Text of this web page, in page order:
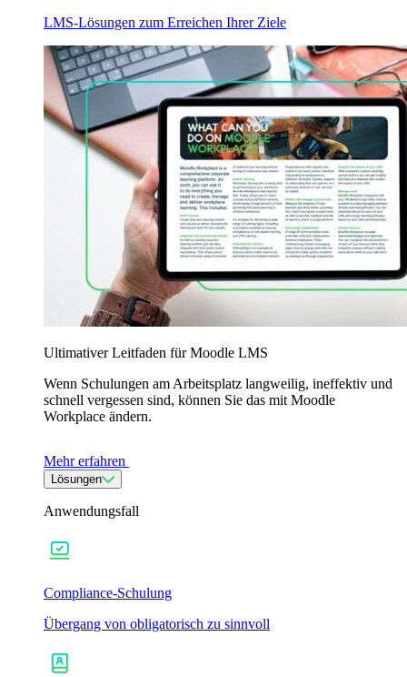
LMS-Lösungen zum Erreichen Ihrer Ziele
Ultimativer Leitfaden für Moodle LMS
Wenn Schulungen am Arbeitsplatz langweilig, ineffektiv und
schnell vergessen sind, können Sie das mit Moodle
Workplace ändern.
Mehr erfahren
Lösungen
Anwendungsfall
Compliance-Schulung
Übergang von obligatorisch zu sinnvoll